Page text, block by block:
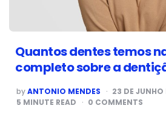
Quantos dentes temos
completo sobre a
POSTED
BY
byANTONIO MENDES
23 DE
5 MINUTE READ 0 COMMENTS